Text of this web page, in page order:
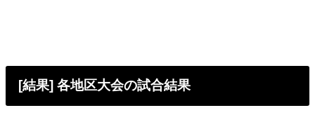
[結果] 各地区大会の試合結果